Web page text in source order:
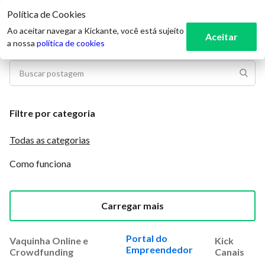
Vaquinha Online e
Crowdfunding
Portal do
Empreendedor
Kick
Canais
Filtre por categoria
Todas as categorias
Como funciona
Carregar mais
Política de Cookies
Ao aceitar navegar a Kickante, você está sujeito
a nossa política de cookies
Aceitar